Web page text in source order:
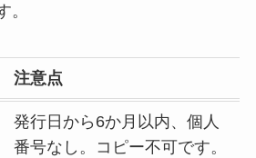
。
注意点
発行日から6か月以内、個人
番号なし。コピー不可です。